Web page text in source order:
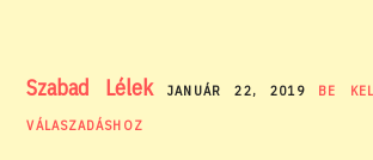
Szabad Lélek JANUÁR 22, 2019 BE
VÁLASZADÁSHOZ